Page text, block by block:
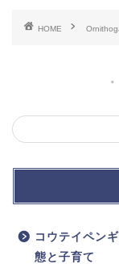
HOME
コウテイペン
態と子育て